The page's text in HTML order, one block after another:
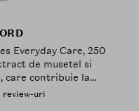
Everyday Care, 250
de musetel si
care contribuie la
si la metinerea unui
sau decolorat
review-uri